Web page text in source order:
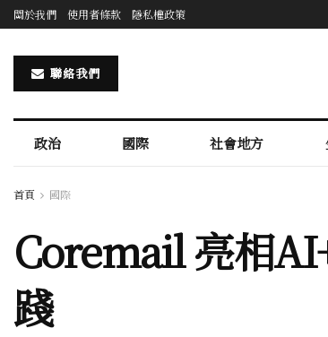
關於我們 使用者條款 隱私權政策
聯絡我們
政治 國際 社會地方
首頁 國際
Coremail 亮相
踐